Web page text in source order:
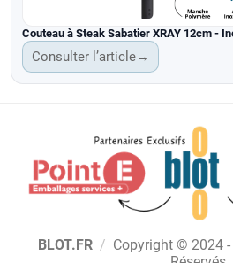
Couteau à Steak Sabatier XRAY 12cm -
Consulter l’article→
BLOT.FR / Copyright © 2024 -